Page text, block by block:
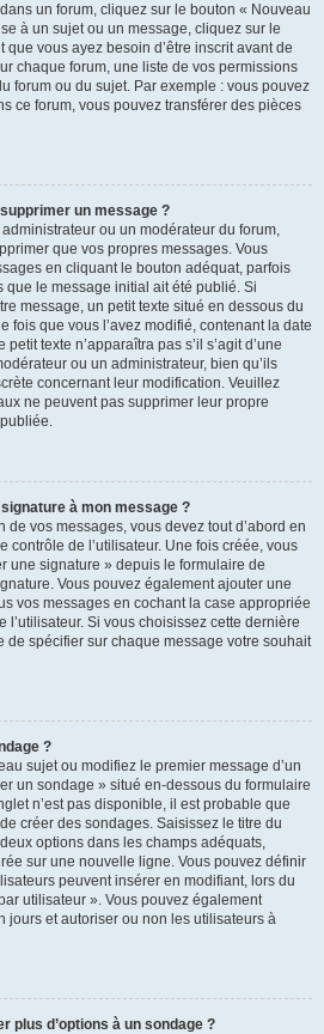
un forum, cliquez sur le bouton « Nouveau
à un sujet ou un message, cliquez sur le
vous ayez besoin d’être inscrit avant de
chaque forum, une liste de vos permissions
forum ou du sujet. Par exemple : vous pouvez
ce forum, vous pouvez transférer des pièces
un message ?
ou un modérateur du forum,
que vos propres messages. Vous
en cliquant le bouton adéquat, parfois
que le message initial ait été publié. Si
message, un petit texte situé en dessous du
fois que vous l’avez modifié, contenant la date
texte n’apparaîtra pas s’il s’agit d’une
ou un administrateur, bien qu’ils
concernant leur modification. Veuillez
ne peuvent pas supprimer leur propre
à mon message ?
de vos messages, vous devez tout d’abord en
contrôle de l’utilisateur. Une fois créée, vous
une signature » depuis le formulaire de
Vous pouvez également ajouter une
vos messages en cochant la case appropriée
Si vous choisissez cette dernière
de spécifier sur chaque message votre souhait
?
sujet ou modifiez le premier message d’un
un sondage » situé en-dessous du formulaire
n’est pas disponible, il est probable que
créer des sondages. Saisissez le titre du
options dans les champs adéquats,
sur une nouvelle ligne. Vous pouvez définir
peuvent insérer en modifiant, lors du
utilisateur ». Vous pouvez également
jours et autoriser ou non les utilisateurs à
plus d’options à un sondage ?